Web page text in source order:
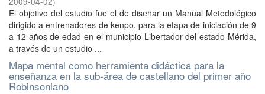
El objetivo del estudio fue el de diseñar un Manual Metodológico
dirigido a entrenadores de kenpo, para la etapa de iniciación de 9
a 12 años de edad en el municipio Libertador del estado Mérida,
a través de un estudio ...
Mapa mental como herramienta didáctica para la
enseñanza en la sub-área de castellano del primer año
Robinsoniano